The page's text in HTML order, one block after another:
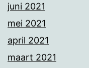
juni 2021
mei 2021
april 2021
maart 2021